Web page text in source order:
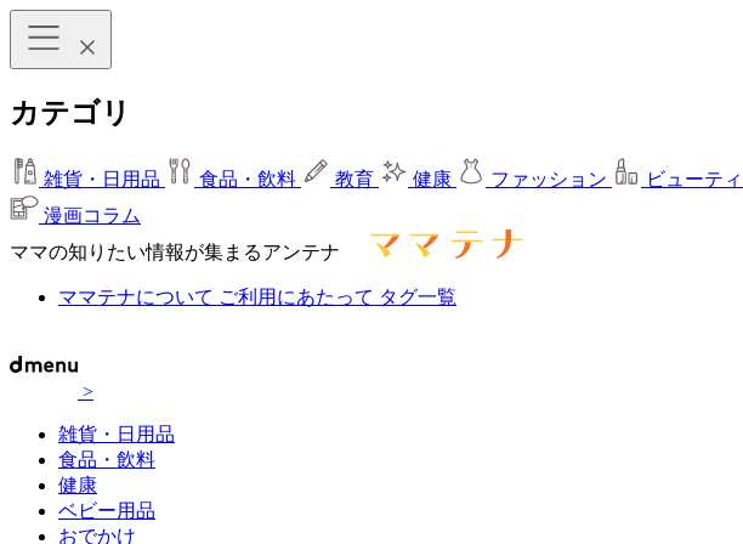
カテゴリ
雑貨・日用品 食品・飲料 教育 健康 ファッション ビューティ
漫画コラム
ママの知りたい情報が集まるアンテナ
ママテナについて ご利用にあたって タグ一覧
>
雑貨・日用品
食品・飲料
健康
ベビー用品
おでかけ